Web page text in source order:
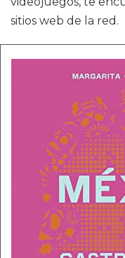
sitios web de la red.